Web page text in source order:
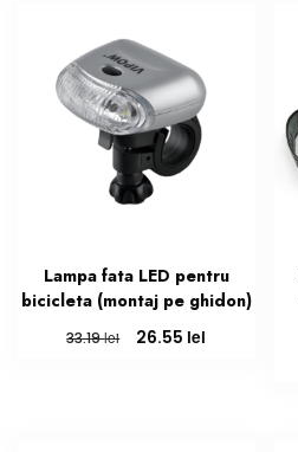
Lampa fata LED pentru
bicicleta (montaj pe ghidon)
33.19lei
Prețul
26.55 lei